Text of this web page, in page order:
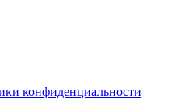
конфиденциальности